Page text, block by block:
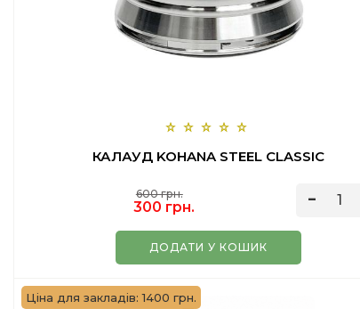
КАЛАУД KOHANA STEEL CLASSIC
600 грн.
300 грн.
ДОДАТИ У КОШИК
Ціна для закладів: 1400 грн.